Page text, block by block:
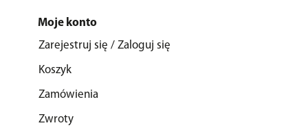
Moje konto
Zarejestruj się / Zaloguj się
Koszyk
Zamówienia
Zwroty